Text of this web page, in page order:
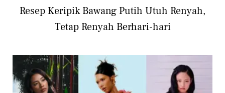
Resep Keripik Bawang Putih Utuh Renyah,
Tetap Renyah Berhari-hari